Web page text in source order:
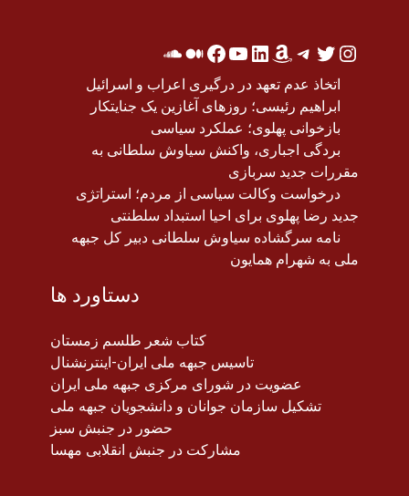
اتخاذ عدم تعهد در درگیری اعراب و اسرائیل
ابراهیم رئیسی؛ روزهای آغازین یک جنایتکار
بازخوانی پهلوی؛ عملکرد سیاسی
بردگی اجباری، واکنش سیاوش سلطانی به
مقررات جدید سربازی
درخواست وکالت سیاسی از مردم؛ استراتژی
جدید رضا پهلوی برای احیا استبداد سلطنتی
نامه سرگشاده سیاوش سلطانی دبیر کل جبهه
ملی به شهرام همایون
دستاورد ها
کتاب شعر طلسم زمستان
تاسیس جبهه ملی ایران-اینترنشنال
عضویت در شورای مرکزی جبهه ملی ایران
تشکیل سازمان جوانان و دانشجویان جبهه ملی
حضور در جنبش سبز
مشارکت در جنبش انقلابی مهسا